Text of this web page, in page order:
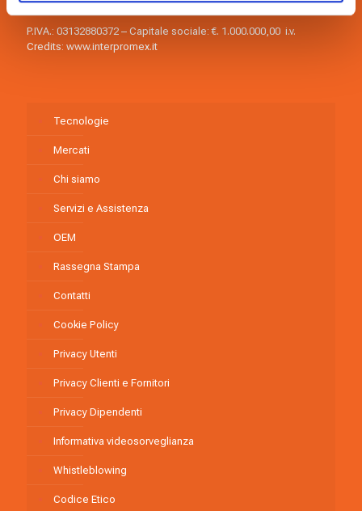
personale.nimax@gigapec.it
P.IVA.: 03132880372 – Capitale sociale: €. 1.000.000,00 i.v.
Credits: www.interpromex.it
Tecnologie
Mercati
Chi siamo
Servizi e Assistenza
OEM
Rassegna Stampa
Contatti
Cookie Policy
Privacy Utenti
Privacy Clienti e Fornitori
Privacy Dipendenti
Informativa videosorveglianza
Whistleblowing
Codice Etico